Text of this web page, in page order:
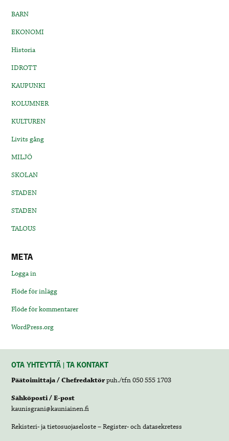
BARN
EKONOMI
Historia
IDROTT
KAUPUNKI
KOLUMNER
KULTUREN
Livits gång
MILJÖ
SKOLAN
STADEN
STADEN
TALOUS
META
Logga in
Flöde för inlägg
Flöde för kommentarer
WordPress.org
OTA YHTEYTTÄ | TA KONTAKT
Päätoimittaja / Chefredaktörpuh./tfn 050 555 1703
Sähköposti / E-post
kaunisgrani@kauniainen.fi
Rekisteri- ja tietosuojaseloste – Register- och datasekretess